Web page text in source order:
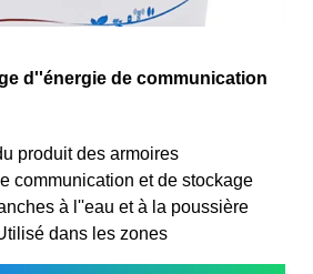
d''énergie de communication
produit des armoires
communication et de stockage
à l''eau et à la poussière
dans les zones